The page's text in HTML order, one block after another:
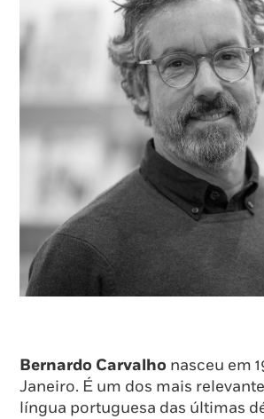
Bernardo Carvalho nasceu em
Janeiro. É um dos mais
língua portuguesa das últimas